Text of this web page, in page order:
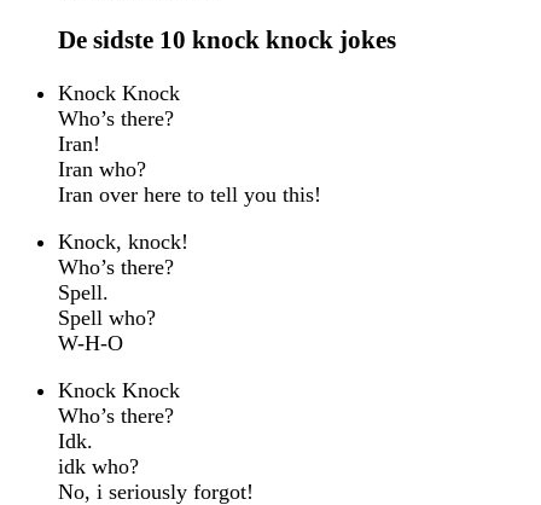
De sidste 10 knock knock jokes
Knock Knock
Who’s there?
Iran!
Iran who?
Iran over here to tell you this!
Knock, knock!
Who’s there?
Spell.
Spell who?
W-H-O
Knock Knock
Who’s there?
Idk.
idk who?
No, i seriously forgot!